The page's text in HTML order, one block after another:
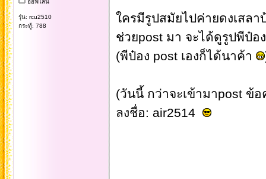
รุ่น: rcu2510
กระทู้: 788
ใครมีรูปสมัยไปค่ายดงเสลา
ช่วยpost มา จะได้ดูรูปพีป๋
(พีป๋อง post เองก็ได้นาค้า
(วันนี้ กว่าจะเข้ามาpost ข้
ลงชื่อ: air2514